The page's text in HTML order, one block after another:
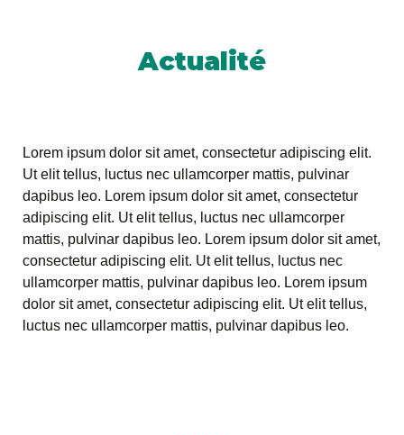
Actualité
Lorem ipsum dolor sit amet, consectetur adipiscing elit.
Ut elit tellus, luctus nec ullamcorper mattis, pulvinar
dapibus leo. Lorem ipsum dolor sit amet, consectetur
adipiscing elit. Ut elit tellus, luctus nec ullamcorper
mattis, pulvinar dapibus leo. Lorem ipsum dolor sit amet,
consectetur adipiscing elit. Ut elit tellus, luctus nec
ullamcorper mattis, pulvinar dapibus leo. Lorem ipsum
dolor sit amet, consectetur adipiscing elit. Ut elit tellus,
luctus nec ullamcorper mattis, pulvinar dapibus leo.